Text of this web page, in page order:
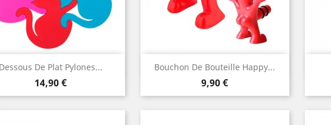
De Plat Pylones...
Prix
14,90 €
Aperçu rapide Bouchon De Bouteille Happy...
Prix
9,90 €
 Aperçu rapide